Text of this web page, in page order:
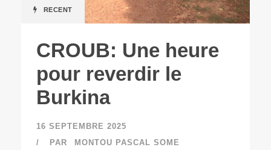
RECENT
CROUB: Une heure
pour reverdir le
Burkina
16 SEPTEMBRE 2025
PAR
MONTOU PASCAL SOME